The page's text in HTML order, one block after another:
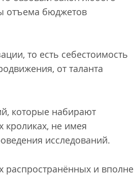
отъема бюджетов
то есть себестоимость
от таланта
которые набирают
кроликах, не имея
исследований.
распространённых и вполне